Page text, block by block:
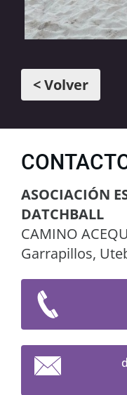
< Volver
ASOCIACIÓN
DATCHBALL
CAMINO
Garrapillos,